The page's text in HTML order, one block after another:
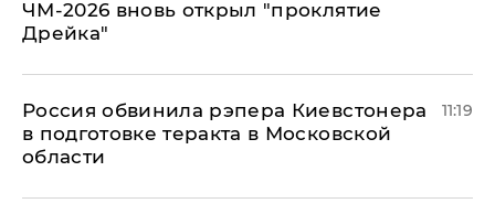
ЧМ-2026 вновь открыл "проклятие
Дрейка"
Россия обвинила рэпера Киевстонера
в подготовке теракта в Московской
области
11:19